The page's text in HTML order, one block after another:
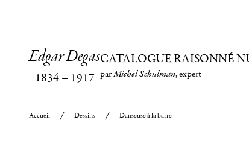
Edgar Degas
1834– 1917
CATALOGUE RAISONNÉ
parMichel Schulman, expert
Accueil Dessins Danseuse à la barre